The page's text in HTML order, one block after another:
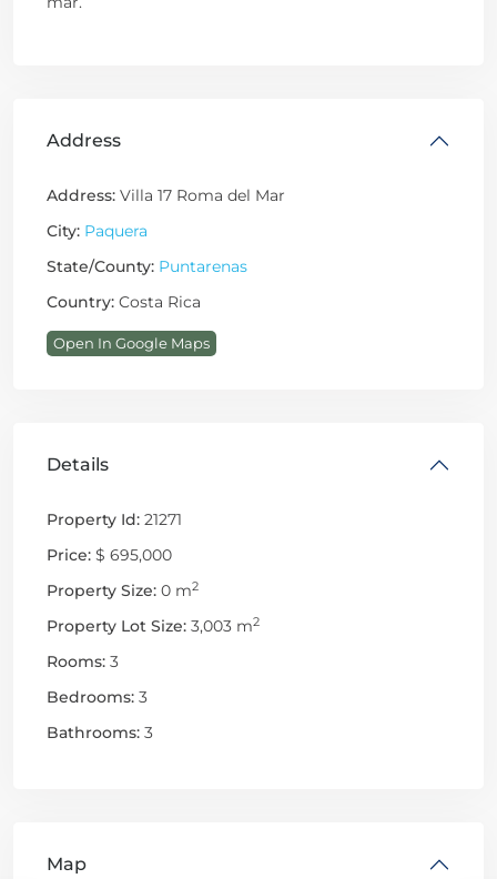
Address
Address: Villa 17 Roma del Mar
City: Paquera
State/County: Puntarenas
Country: Costa Rica
Open In Google Maps
Details
Property Id: 21271
Price: $ 695,000
Property Size: 0 m2
Property Lot Size: 3,003 m2
Rooms: 3
Bedrooms: 3
Bathrooms: 3
Map